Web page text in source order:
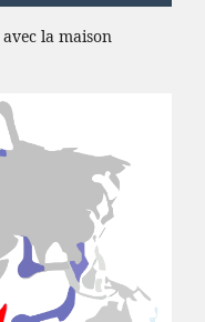
avec la maison